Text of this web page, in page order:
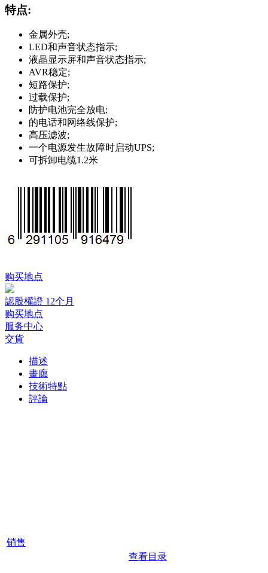
特点:
金属外壳;
LED和声音状态指示;
液晶显示屏和声音状态指示;
AVR稳定;
短路保护;
过载保护;
防护电池完全放电;
的电话和网络线保护;
高压滤波;
一个电源发生故障时启动UPS;
可拆卸电缆1.2米
购买地点
認股權證 12个月
购买地点
服务中心
交貨
描述
畫廊
技術特點
評論
销售
查看目录